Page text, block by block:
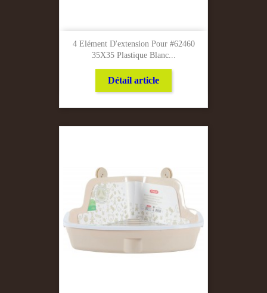
4 Elément D'extension Pour #62460
35X35 Plastique Blanc...
Détail article